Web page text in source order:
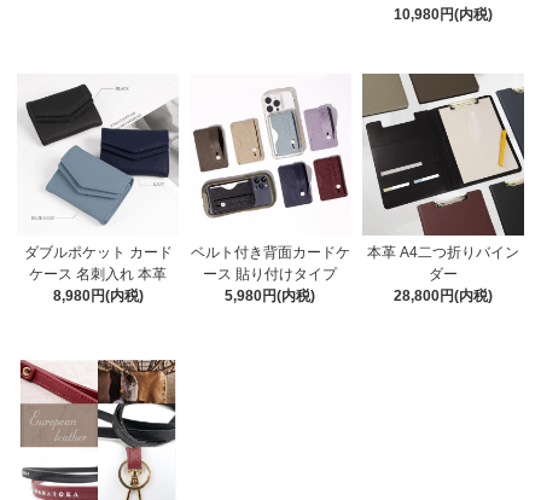
10,980円(内税)
ダブルポケット カード
ケース 名刺入れ 本革
8,980円(内税)
ベルト付き背面カードケ
ース 貼り付けタイプ
5,980円(内税)
本革 A4二つ折りバイン
ダー
28,800円(内税)